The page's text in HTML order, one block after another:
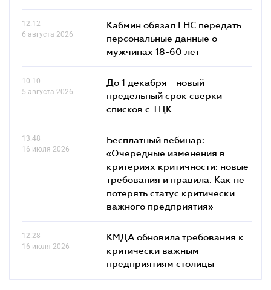
12.12
6 августа 2026
Кабмин обязал ГНС передать
персональные данные о
мужчинах 18-60 лет
10.10
5 августа 2026
До 1 декабря - новый
предельный срок сверки
списков c ТЦК
13.48
16 июля 2026
Бесплатный вебинар:
«Очередные изменения в
критериях критичности: новые
требования и правила. Как не
потерять статус критически
важного предприятия»
12.28
16 июля 2026
КМДА обновила требования к
критически важным
предприятиям столицы